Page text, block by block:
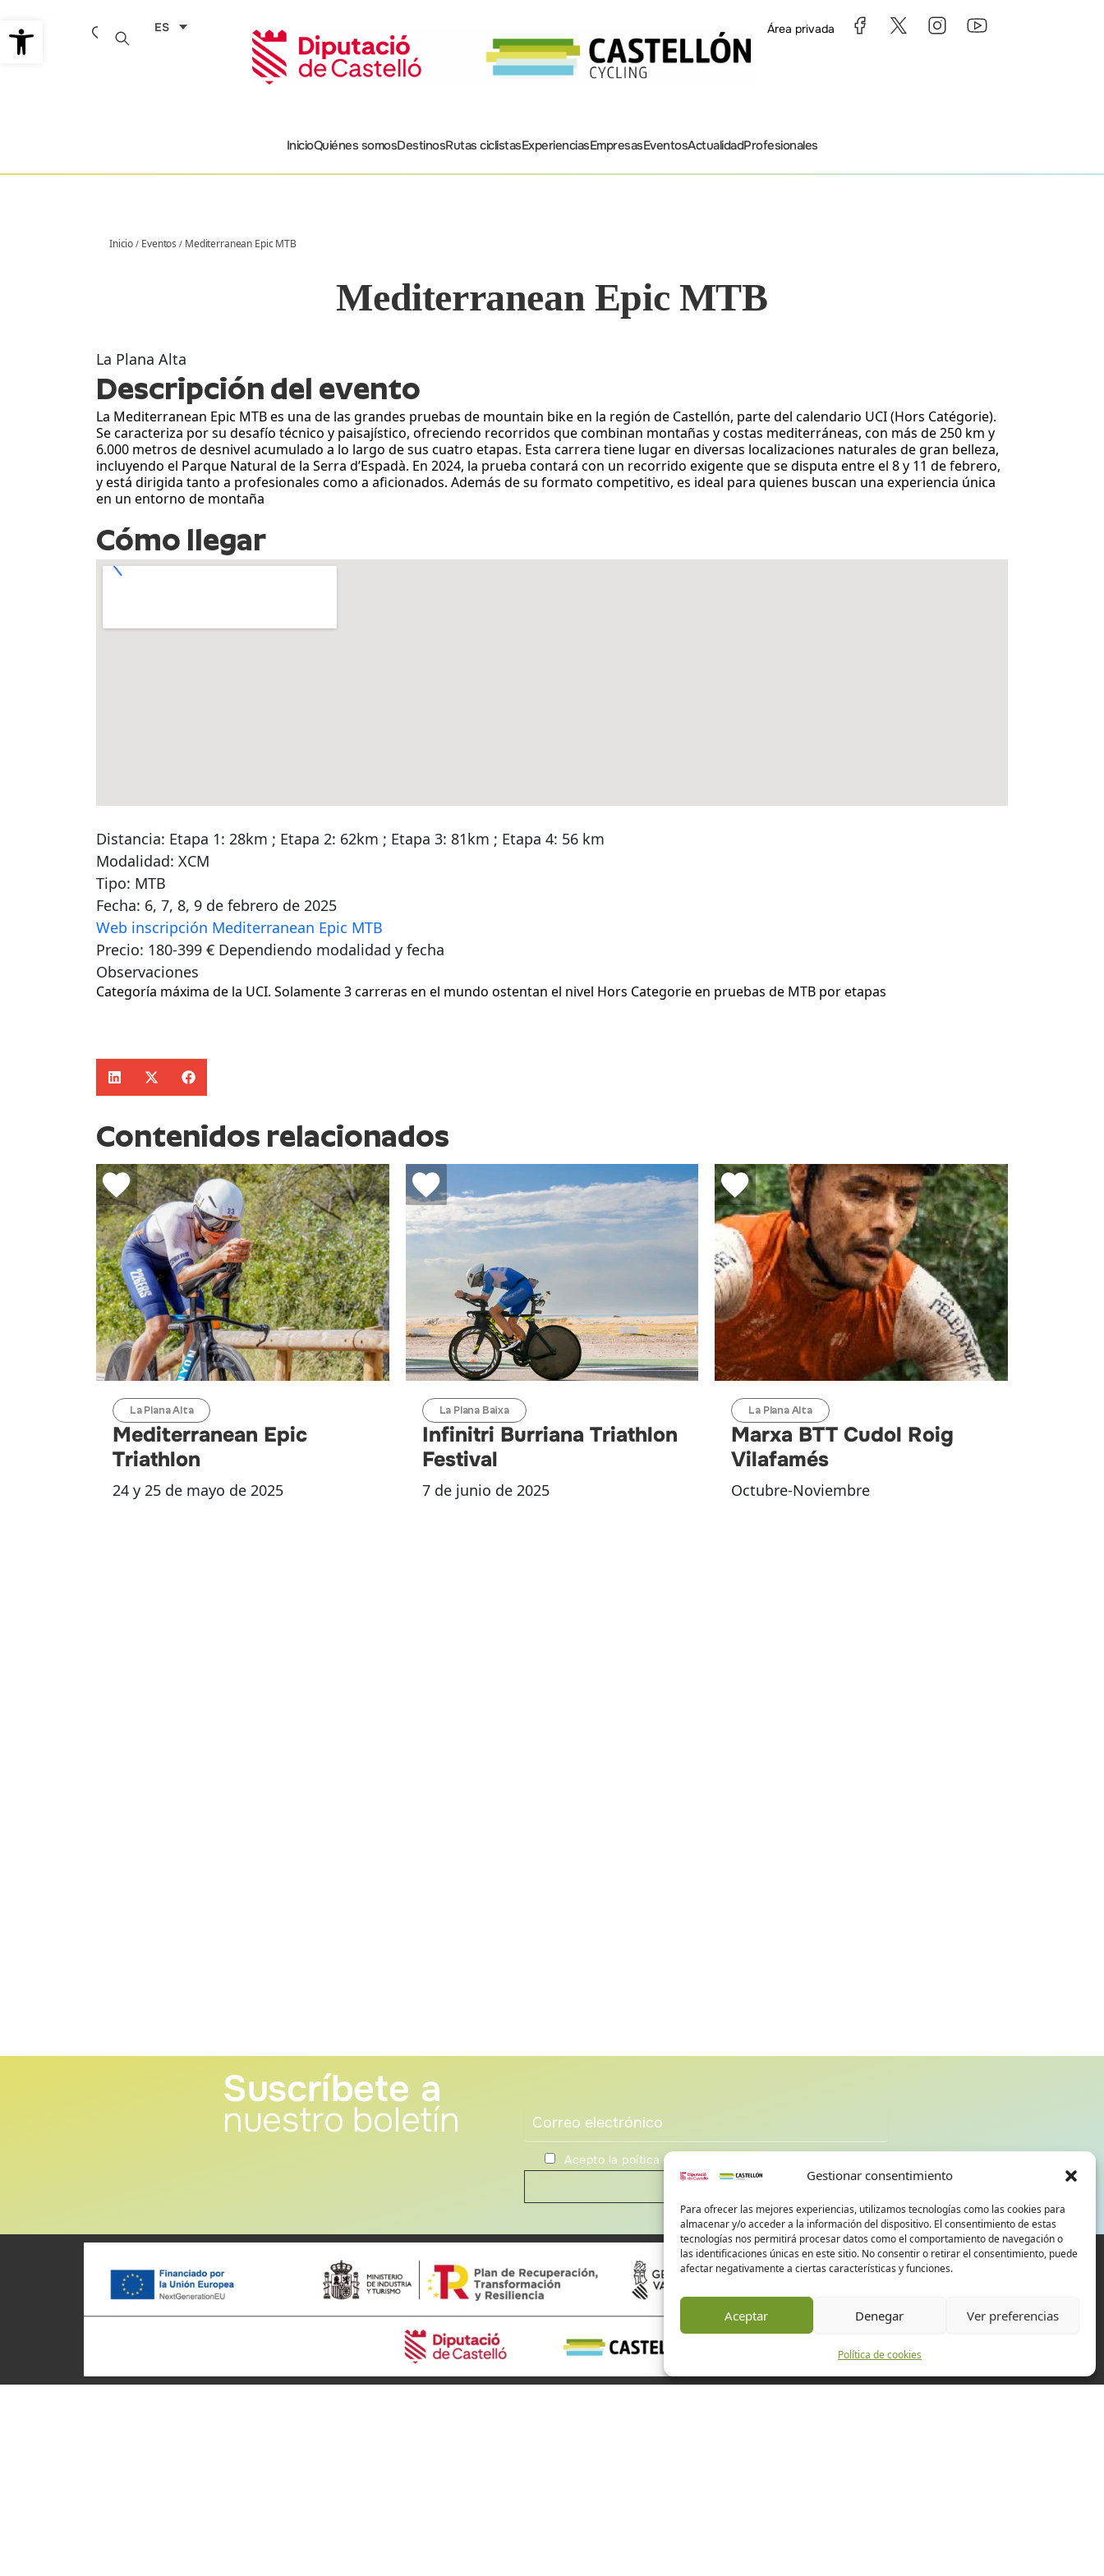
Abrir barra de herramientas
Gestionar consentimiento
Para ofrecer las mejores experiencias, utilizamos tecnologías como las cookies para
almacenar y/o acceder a la información del dispositivo. El consentimiento de estas
tecnologías nos permitirá procesar datos como el comportamiento de navegación o
las identificaciones únicas en este sitio. No consentir o retirar el consentimiento, puede
afectar negativamente a ciertas características y funciones.
Aceptar Denegar Ver preferencias
Política de cookies
al
contenido
ES Área privada
InicioQuiénes somosDestinosRutas ciclistasExperienciasEmpresasEventosActualidadProfesionales
Inicio / Eventos / Mediterranean Epic MTB
Mediterranean Epic MTB
La Plana Alta
Descripción del evento
La Mediterranean Epic MTB es una de las grandes pruebas de mountain bike en la región de Castellón, parte del calendario UCI (Hors Catégorie).
Se caracteriza por su desafío técnico y paisajístico, ofreciendo recorridos que combinan montañas y costas mediterráneas, con más de 250 km y
6.000 metros de desnivel acumulado a lo largo de sus cuatro etapas. Esta carrera tiene lugar en diversas localizaciones naturales de gran belleza,
incluyendo el Parque Natural de la Serra d’Espadà. En 2024, la prueba contará con un recorrido exigente que se disputa entre el 8 y 11 de febrero,
y está dirigida tanto a profesionales como a aficionados. Además de su formato competitivo, es ideal para quienes buscan una experiencia única
en un entorno de montaña
Cómo llegar
Distancia: Etapa 1: 28km ; Etapa 2: 62km ; Etapa 3: 81km ; Etapa 4: 56 km
Modalidad: XCM
Tipo: MTB
Fecha: 6, 7, 8, 9 de febrero de 2025
Web inscripción Mediterranean Epic MTB
Precio: 180-399 € Dependiendo modalidad y fecha
Observaciones
Categoría máxima de la UCI. Solamente 3 carreras en el mundo ostentan el nivel Hors Categorie en pruebas de MTB por etapas
Contenidos relacionados
La Plana Alta
Mediterranean Epic
Triathlon
24 y 25 de mayo de 2025
La Plana Baixa
Infinitri Burriana Triathlon
Festival
7 de junio de 2025
La Plana Alta
Marxa BTT Cudol Roig
Vilafamés
Octubre-Noviembre
Suscríbete a
nuestro boletín
Acepto la poítica de privacidad